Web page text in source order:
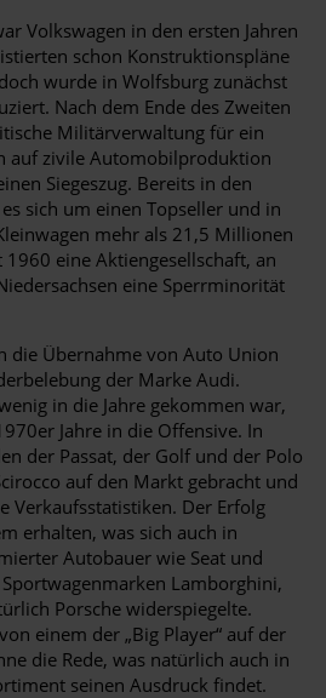
Volkswagen in den ersten Jahren
schon Konstruktionspläne
wurde in Wolfsburg zunächst
Nach dem Ende des Zweiten
Militärverwaltung für ein
auf zivile Automobilproduktion
Siegeszug. Bereits in den
sich um einen Topseller und in
mehr als 21,5 Millionen
eine Aktiengesellschaft, an
eine Sperrminorität
die Übernahme von Auto Union
der Marke Audi.
in die Jahre gekommen war,
Jahre in die Offensive. In
der Passat, der Golf und der Polo
auf den Markt gebracht und
Verkaufsstatistiken. Der Erfolg
erhalten, was sich auch in
Autobauer wie Seat und
Lamborghini,
Porsche widerspiegelte.
einem der „Big Player“ auf der
die Rede, was natürlich auch in
seinen Ausdruck findet.